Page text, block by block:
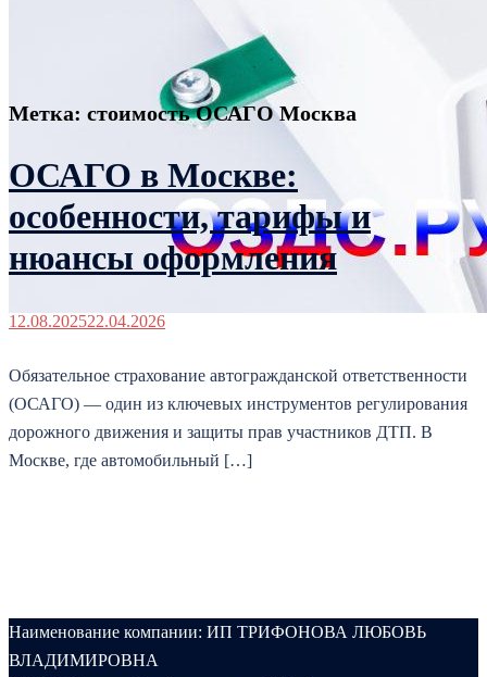
Метка: стоимость ОСАГО Москва
ОСАГО в Москве:
особенности, тарифы и
нюансы оформления
12.08.202522.04.2026
Обязательное страхование автогражданской ответственности
(ОСАГО) — один из ключевых инструментов регулирования
дорожного движения и защиты прав участников ДТП. В
Москве, где автомобильный […]
Наименование компании: ИП ТРИФОНОВА ЛЮБОВЬ
ВЛАДИМИРОВНА